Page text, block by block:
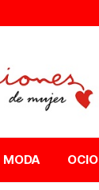
MODA OCIO